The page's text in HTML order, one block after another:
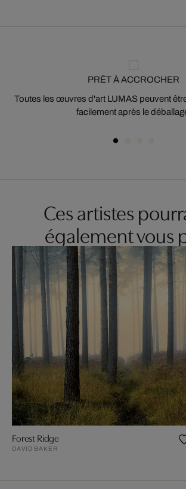
PRÊT À ACCROCHER
Toutes les œuvres d'art LUMAS peuvent
facilement après le
Ces artistes
également vous
Forest Ridge
DAVID BAKER